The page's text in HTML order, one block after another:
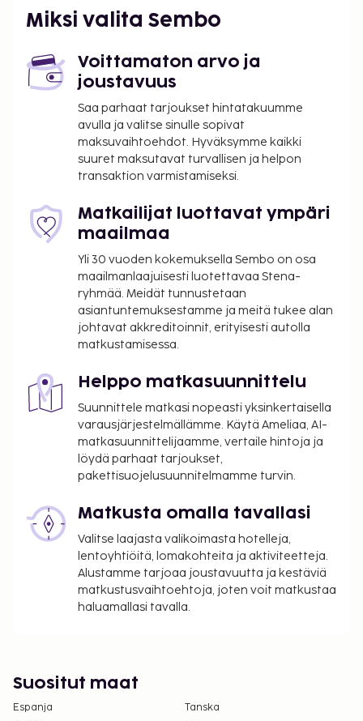
Elefthérios Venizélos) - 209,4 km / 130,1 mi
palvelut ovat saatavilla: ulkouima-allas ja ilmainen
langaton internetyhteys.
Majoituspaikka veloittaa seuraavat paikan päällä
suoritettavat maksut. Maksuihin saattaa sisältyä
sovellettavat verot:
Kaupunki perii kaupunkiveron, joka maksetaan
majoituspaikassa. Veron määrä riippuu
kaudesta, eikä sitä välttämättä peritä ympäri
vuoden. Muita poikkeuksia tai alennuksia
saatetaan soveltaa. Lisätietoja saat ottamalla
yhteyttä majoituspaikkaan
varausvahvistuksessa olevia tietoja käyttäen.
Kaupungin perimä vero: 1.11.–31.3. välisenä aikana
0.50 EUR per majoitustila per yö
Kaupungin perimä vero: 1.4.–31.10. välisenä
Tässä on mainittu kaikki majoituspaikan meille
ilmoittamat maksut.
Kansallisten määräysten vuoksi käteismaksut
eivät voi ylittää 500 EUR:n suuruista summaa
tässä majoituspaikassa. Saat lisätietoja asiasta
varausvahvistuksessa olevien tietojen avulla.
Miksi valita Sembo
Voittamaton arvo ja
joustavuus
Saa parhaat tarjoukset hintatakuumme
avulla ja valitse sinulle sopivat
maksuvaihtoehdot. Hyväksymme kaikki
suuret maksutavat turvallisen ja helpon
transaktion varmistamiseksi.
Matkailijat luottavat ympäri
maailmaa
Yli 30 vuoden kokemuksella Sembo on osa
maailmanlaajuisesti luotettavaa Stena-
ryhmää. Meidät tunnustetaan
asiantuntemuksestamme ja meitä tukee alan
johtavat akkreditoinnit, erityisesti autolla
matkustamisessa.
Helppo matkasuunnittelu
Suunnittele matkasi nopeasti yksinkertaisella
varausjärjestelmällämme. Käytä Ameliaa, AI-
matkasuunnittelijaamme, vertaile hintoja ja
löydä parhaat tarjoukset,
pakettisuojelusuunnitelmamme turvin.
Matkusta omalla tavallasi
Valitse laajasta valikoimasta hotelleja,
lentoyhtiöitä, lomakohteita ja aktiviteetteja.
Alustamme tarjoaa joustavuutta ja kestäviä
matkustusvaihtoehtoja, joten voit matkustaa
haluamallasi tavalla.
Suositut maat
Espanja
Tanska